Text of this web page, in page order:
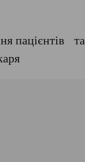
пацієнтів та